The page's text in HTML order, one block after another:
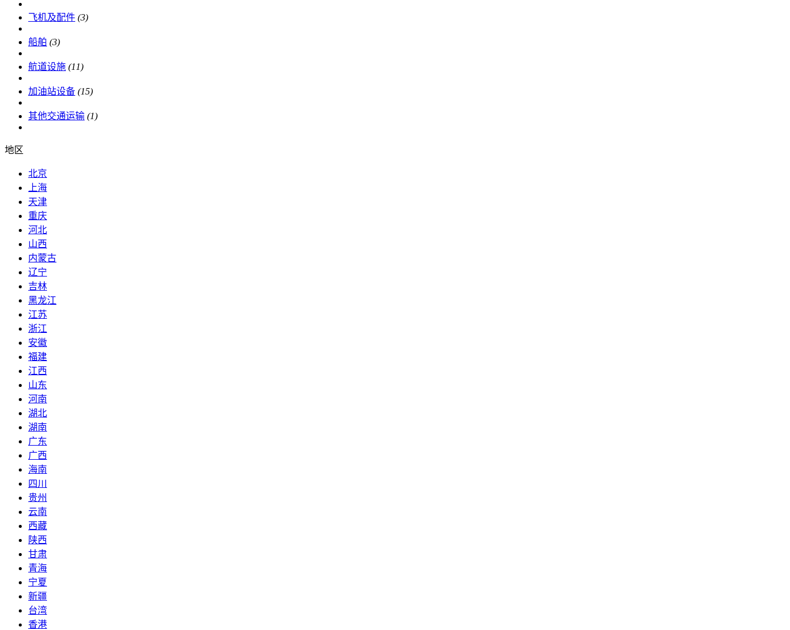
飞机及配件 (3)
船舶 (3)
航道设施 (11)
加油站设备 (15)
其他交通运输 (1)
地区
北京
上海
天津
重庆
河北
山西
内蒙古
辽宁
吉林
黑龙江
江苏
浙江
安徽
福建
江西
山东
河南
湖北
湖南
广东
广西
海南
四川
贵州
云南
西藏
陕西
甘肃
青海
宁夏
新疆
台湾
香港